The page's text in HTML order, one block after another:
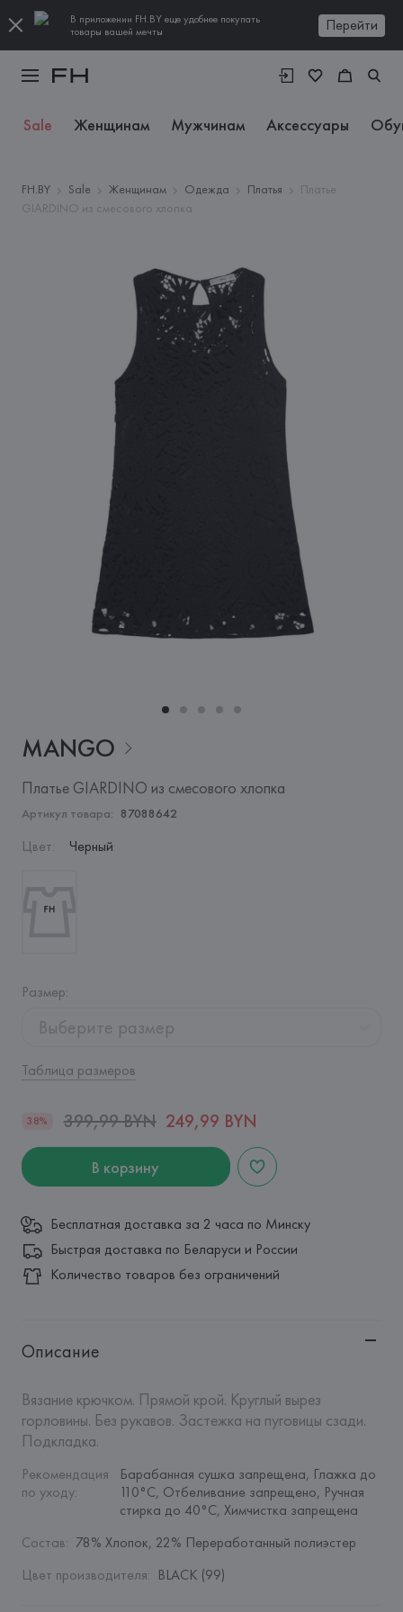
В приложении FH.BY еще удобнее покупать
товары вашей мечты
Перейти
Sale Женщинам Мужчинам Аксессуары
FH.BY Sale Женщинам Одежда Платья
Платье
GIARDINO из смесового хлопка
MANGO
Платье GIARDINO из смесового хлопка
Артикул товара: 87088642
Цвет: Черный
Размер:
Выберите размер
Таблица размеров
38% 399,99 BYN 249,99 BYN
В корзину
Бесплатная доставка за 2 часа по Минску
Быстрая доставка по Беларуси и России
Количество товаров без ограничений
Описание
Вязание крючком. Прямой крой. Круглый вырез
горловины. Без рукавов. Застежка на пуговицы сзади.
Подкладка.
Рекомендация
по уходу:
Барабанная сушка запрещена, Глажка до
110°C, Отбеливание запрещено, Ручная
стирка до 40°C, Химчистка запрещена
Состав: 78% Хлопок, 22% Переработанный полиэстер
Цвет производителя: BLACK (99)